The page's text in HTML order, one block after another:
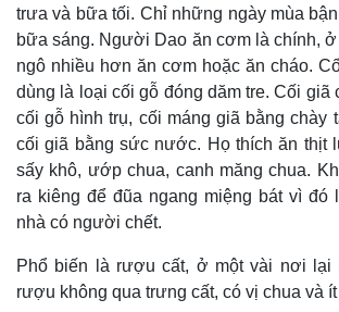
trưa và bữa tối. Chỉ những ngày mùa
bữa sáng. Người Dao ăn cơm là chính,
ngô nhiều hơn ăn cơm hoặc ăn cháo.
dùng là loại cối gỗ đóng dăm tre. Cối giã
cối gỗ hình trụ, cối máng giã bằng chày
cối giã bằng sức nước. Họ thích ăn thịt
sấy khô, ướp chua, canh măng chua.
ra kiêng để đũa ngang miệng bát vì đó
nhà có người chết.
Phổ biến là rượu cất, ở một vài nơi lại
rượu không qua trưng cất, có vị chua và ít